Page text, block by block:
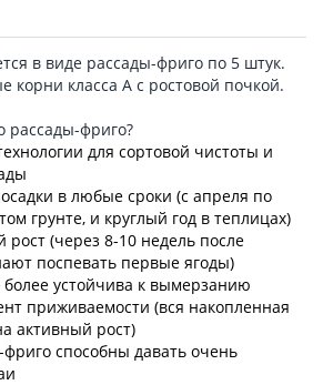
в виде рассады-фриго по 5 штук.
класса А с ростовой почкой.
рассады-фриго?
для сортовой чистоты и
в любые сроки (с апреля по
грунте, и круглый год в теплицах)
(через 8-10 недель после
поспевать первые ягоды)
более устойчива к вымерзанию
приживаемости (вся накопленная
активный рост)
способны давать очень